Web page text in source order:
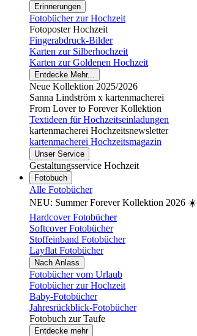
Erinnerungen
Fotobücher zur Hochzeit
Fotoposter Hochzeit
Fingerabdruck-Bilder
Karten zur Silberhochzeit
Karten zur Goldenen Hochzeit
Entdecke Mehr...
Neue Kollektion 2025/2026
Sanna Lindström x kartenmacherei
From Lover to Forever Kollektion
Textideen für Hochzeitseinladungen
kartenmacherei Hochzeitsnewsletter
kartenmacherei Hochzeitsmagazin
Unser Service
Gestaltungsservice Hochzeit
Fotobuch
Alle Fotobücher
NEU: Summer Forever Kollektion 2026 ☀️
Hardcover Fotobücher
Softcover Fotobücher
Stoffeinband Fotobücher
Layflat Fotobücher
Nach Anlass
Fotobücher vom Urlaub
Fotobücher zur Hochzeit
Baby-Fotobücher
Jahresrückblick-Fotobücher
Fotobuch zur Taufe
Entdecke mehr